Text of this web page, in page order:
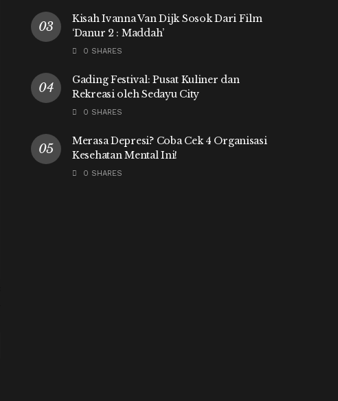
Kisah Ivanna Van Dijk Sosok Dari Film
‘Danur 2 : Maddah’
0 SHARES
Gading Festival: Pusat Kuliner dan
Rekreasi oleh Sedayu City
0 SHARES
Merasa Depresi? Coba Cek 4 Organisasi
Kesehatan Mental Ini!
0 SHARES